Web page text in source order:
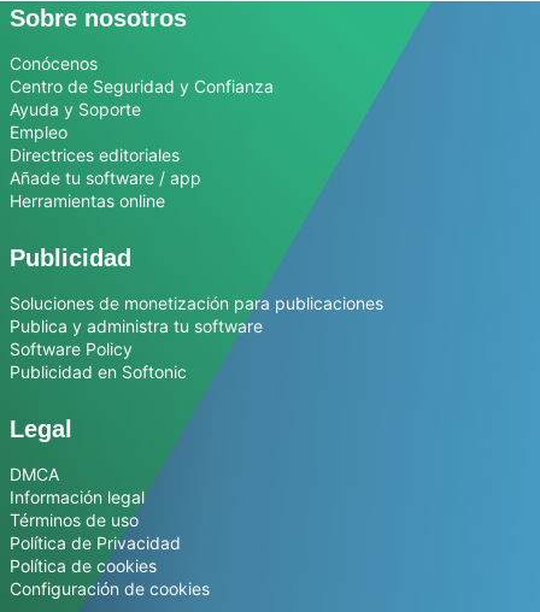
Sobre nosotros
Conócenos
Centro de Seguridad y Confianza
Ayuda y Soporte
Empleo
Directrices editoriales
Añade tu software / app
Herramientas online
Publicidad
Soluciones de monetización para publicaciones
Publica y administra tu software
Software Policy
Publicidad en Softonic
Legal
DMCA
Información legal
Términos de uso
Política de Privacidad
Política de cookies
Configuración de cookies